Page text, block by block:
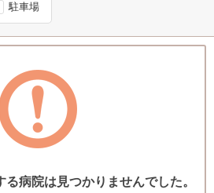
駐車場
病院は見つかりませんでした。